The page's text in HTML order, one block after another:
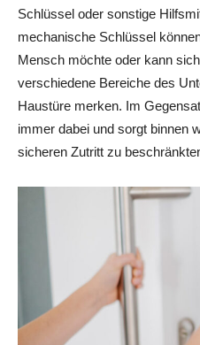
Schlüssel oder sonstige
mechanische Schlüssel
Mensch möchte oder kann
verschiedene Bereiche des
Haustüre merken. Im
immer dabei und sorgt binnen
sicheren Zutritt zu